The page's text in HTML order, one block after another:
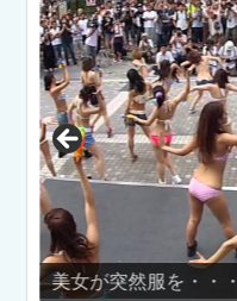
美女が突然服を・・・